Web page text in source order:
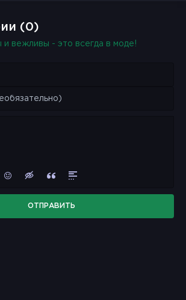
(0)
и вежливы - это всегда в моде!
ОТПРАВИТЬ